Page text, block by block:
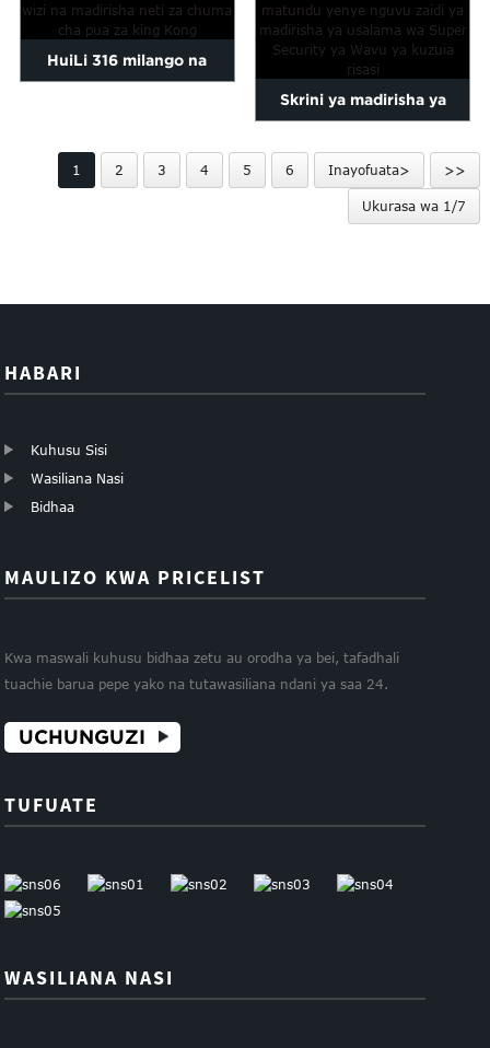
HuiLi/dirisha la usalama...
HuiLi 316 milango na
Skrini ya madirisha ya
yenye nguvu ya HuiLi...
1 2 3 4 5 6 Inayofuata> >>
Ukurasa wa 1/7
HABARI
Kuhusu Sisi
Wasiliana Nasi
Bidhaa
MAULIZO KWA PRICELIST
Kwa maswali kuhusu bidhaa zetu au orodha ya bei, tafadhali
tuachie barua pepe yako na tutawasiliana ndani ya saa 24.
UCHUNGUZI
TUFUATE
WASILIANA NASI